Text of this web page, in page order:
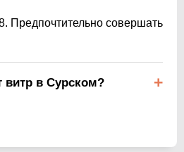
. Предпочтительно совершать
витр в Сурском?